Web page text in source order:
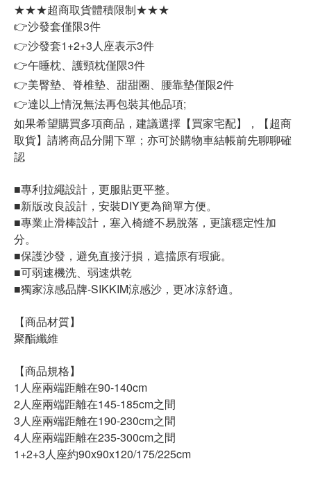
★★★超商取貨體積限制★★★
👉沙發套僅限3件
👉沙發套1+2+3人座表示3件
👉午睡枕、護頸枕僅限3件
👉美臀墊、脊椎墊、甜甜圈、腰靠墊僅限2件
👉達以上情況無法再包裝其他品項;
如果希望購買多項商品，建議選擇【買家宅配】，【超商
取貨】請將商品分開下單；亦可於購物車結帳前先聊聊確
認
■專利拉繩設計，更服貼更平整。
■新版改良設計，安裝DIY更為簡單方便。
■專業止滑棒設計，塞入椅縫不易脫落，更讓穩定性加
分。
■保護沙發，避免直接汙損，遮擋原有瑕疵。
■可弱速機洗、弱速烘乾
■獨家涼感品牌-SIKKIM涼感沙，更冰涼舒適。
【商品材質】
聚酯纖維
【商品規格】
1人座兩端距離在90-140cm
2人座兩端距離在145-185cm之間
3人座兩端距離在190-230cm之間
4人座兩端距離在235-300cm之間
1+2+3人座約90x90x120/175/225cm